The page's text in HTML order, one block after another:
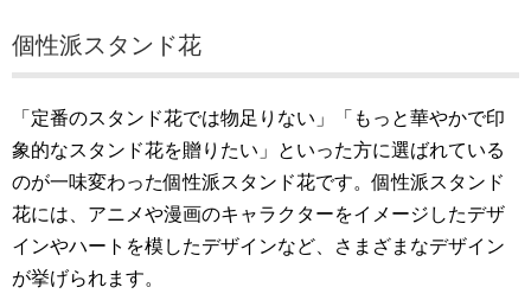
個性派スタンド花
「定番のスタンド花では物足りない」「もっと華やかで印
象的なスタンド花を贈りたい」といった方に選ばれている
のが一味変わった個性派スタンド花です。個性派スタンド
花には、アニメや漫画のキャラクターをイメージしたデザ
インやハートを模したデザインなど、さまざまなデザイン
が挙げられます。